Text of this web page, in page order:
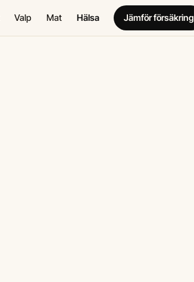
Valp Mat Hälsa Jämför försäkring